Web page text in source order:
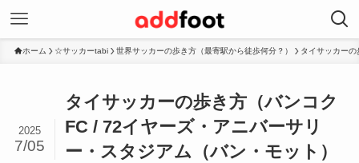
ホーム ☆サッカーtabi 世界サッカーの歩き方（最寄駅から徒歩何分？） タイサッカーの
タイサッカーの歩き方（バンコク
FC / 72イヤーズ・アニバーサリ
ー・スタジアム（バン・モット）
2025
7/05